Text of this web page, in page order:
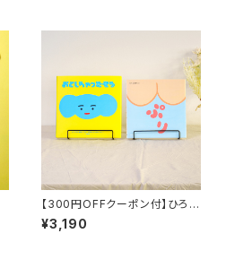
【300円OFFクーポン付】ひろた
あきら『おとしちゃったぞう』『ぷ
り』セット
¥3,190